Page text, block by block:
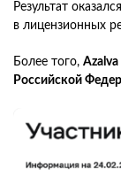
Результат
в лицензионных
Более того,
Российской